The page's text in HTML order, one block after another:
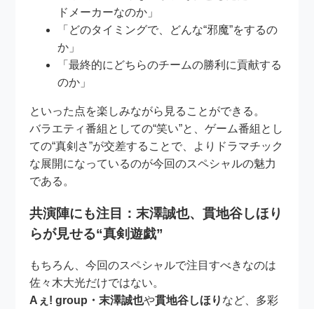
ドメーカーなのか」
「どのタイミングで、どんな“邪魔”をするの
か」
「最終的にどちらのチームの勝利に貢献する
のか」
といった点を楽しみながら見ることができる。
バラエティ番組としての“笑い”と、ゲーム番組とし
ての“真剣さ”が交差することで、よりドラマチック
な展開になっているのが今回のスペシャルの魅力
である。
共演陣にも注目：末澤誠也、貫地谷しほり
らが見せる“真剣遊戯”
もちろん、今回のスペシャルで注目すべきなのは
佐々木大光だけではない。
Aぇ! group・末澤誠也や貫地谷しほり など、多彩